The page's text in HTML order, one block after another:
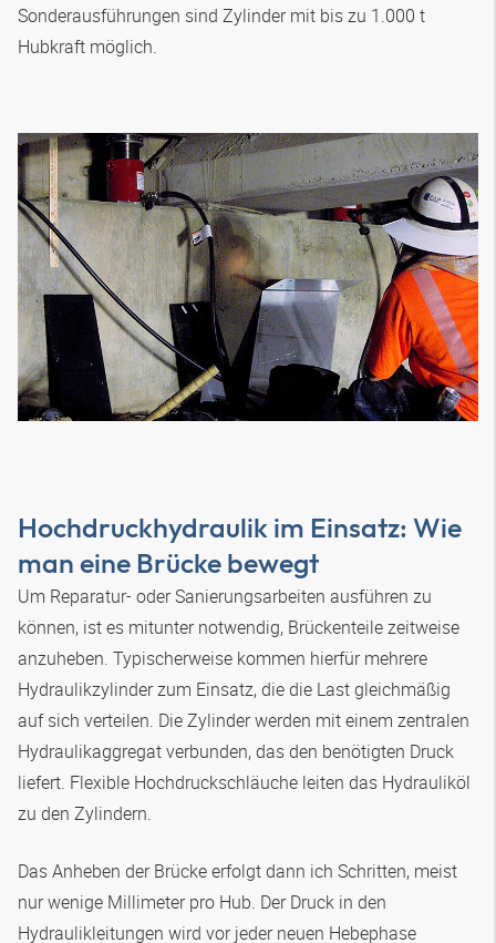
Sonderausführungen sind Zylinder mit bis zu 1.000 t
Hubkraft möglich.
Hochdruckhydraulik im Einsatz: Wie
man eine Brücke bewegt
Um Reparatur- oder Sanierungsarbeiten ausführen zu
können, ist es mitunter notwendig, Brückenteile zeitweise
anzuheben. Typischerweise kommen hierfür mehrere
Hydraulikzylinder zum Einsatz, die die Last gleichmäßig
auf sich verteilen. Die Zylinder werden mit einem zentralen
Hydraulikaggregat verbunden, das den benötigten Druck
liefert. Flexible Hochdruckschläuche leiten das Hydrauliköl
zu den Zylindern.
Das Anheben der Brücke erfolgt dann ich Schritten, meist
nur wenige Millimeter pro Hub. Der Druck in den
Hydraulikleitungen wird vor jeder neuen Hebephase